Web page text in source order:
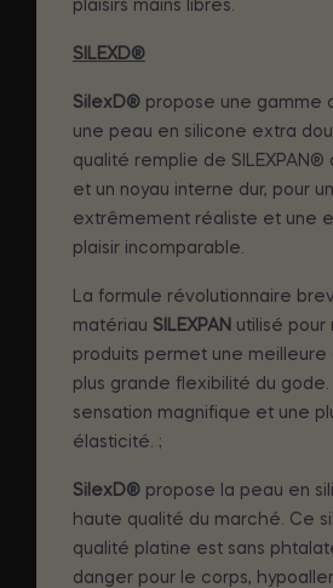
plaisirs mains libres.
SILEXD®
SilexD® propose une gamme
une peau en silicone extra
qualité remplie de
et un noyau interne dur, pour
extrêmement réaliste et une
plaisir incomparable.
La formule révolutionnaire
matériau SILEXPAN utilisé pour
produits permet une meilleure
plus grande flexibilité du gode.
sensation magnifique et une
élasticité. ;
SilexD® propose la peau en
haute qualité du marché. Ce
qualité platine est sans
danger pour le corps,